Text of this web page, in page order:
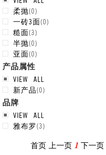
柔抛(0)
一砖3面(0)
糙面(3)
半抛(0)
亚面(0)
产品属性
VIEW ALL
新产品(0)
品牌
VIEW ALL
雅布罗 (3)
首页 上一页 1 下一页